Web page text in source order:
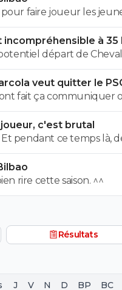
faire joueur les
à 35
départ de
encore filer sa
sur un très bon
veut quitter le
fait ça communiquer
joueur qui a suivis
pas refaire la même
joueur, c'est brutal
pendant ce temps là,
joue tout les
rire cette saison. ^^
Résultats
J V N D BP BC